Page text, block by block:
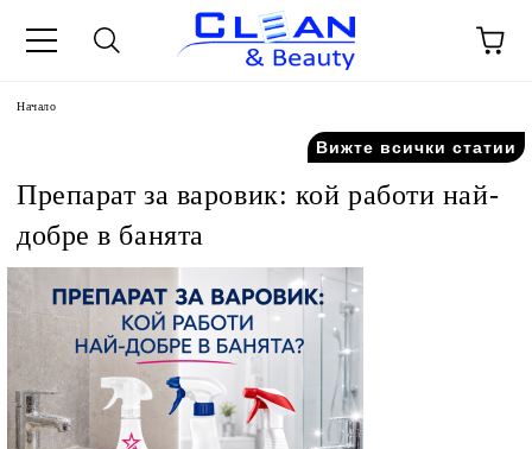
Начало
Вижте всички статии
Препарат за варовик: кой работи най-
добре в банята